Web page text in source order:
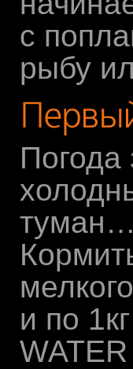
с
рыбу
Погода
туман…
и по